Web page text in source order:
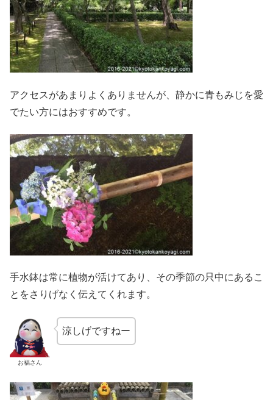
アクセスがあまりよくありませんが、静かに青もみじを愛
でたい方にはおすすめです。
手水鉢は常に植物が活けてあり、その季節の只中にあるこ
とをさりげなく伝えてくれます。
お福さん
涼しげですねー